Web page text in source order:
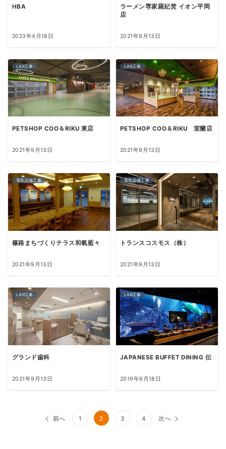
HBA
2023年4月18日
ラーメン専家羅妃焚 イオン平岡
店
2021年9月13日
LAN工事
PETSHOP COO＆RIKU 東店
2021年9月13日
LAN工事
PETSHOP COO＆RIKU 室蘭店
2021年9月13日
電気設備工事
篠路まちづくりテラス和氣藍々
2021年9月13日
電気設備工事
トランスコスモス（株）
2021年9月13日
LAN工事
グランド歯科
2021年9月13日
LAN工事
JAPANESE BUFFET DINING 伝
2019年6月18日
前へ 1 2 3 4 次へ